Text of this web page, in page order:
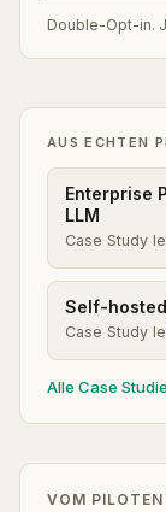
Double-Opt-in.
AUS ECHTEN
Enterprise
LLM
Case Study
Self-hosted
Case Study
Alle Case
VOM PILOTEN